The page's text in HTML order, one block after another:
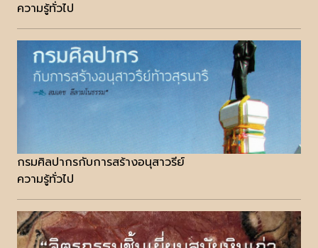
ความรู้ทั่วไป
กรมศิลปากรกับการสร้างอนุสาวรีย์
ความรู้ทั่วไป